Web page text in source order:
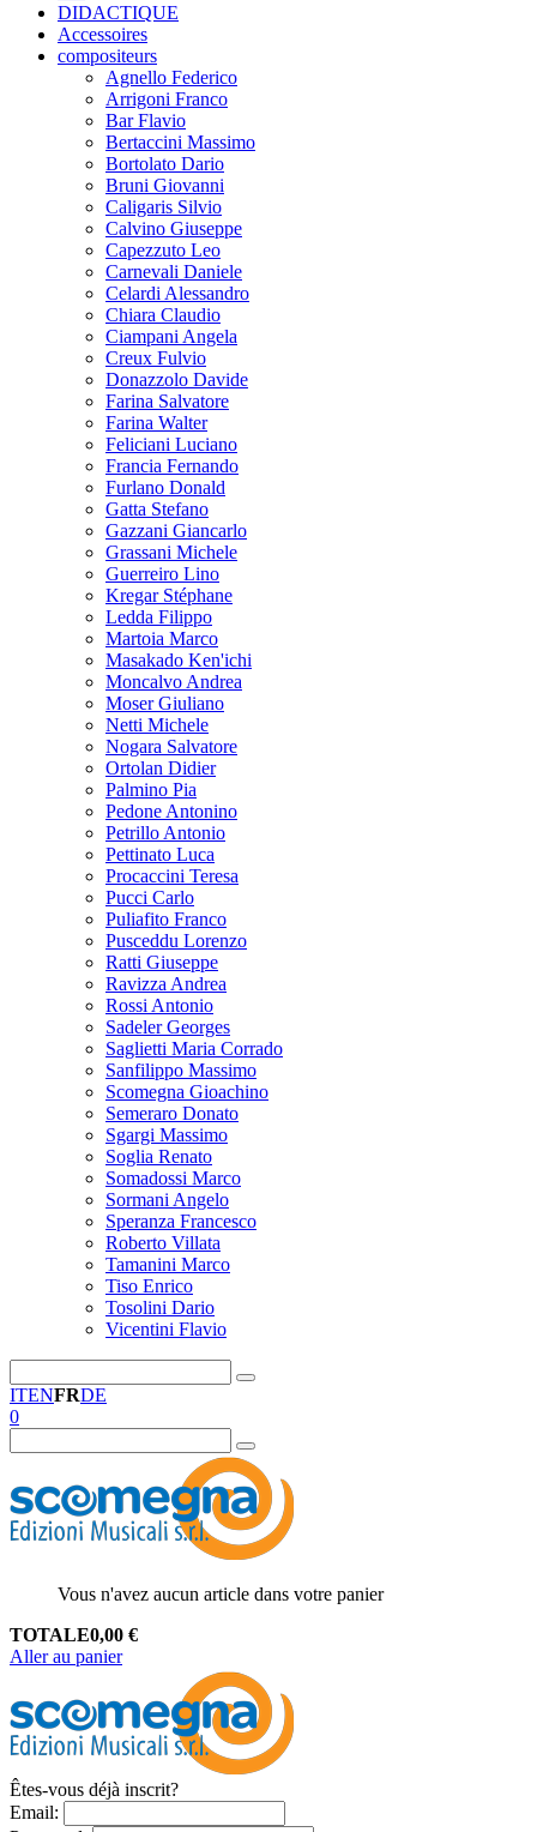
DIDACTIQUE
Accessoires
compositeurs
Agnello Federico
Arrigoni Franco
Bar Flavio
Bertaccini Massimo
Bortolato Dario
Bruni Giovanni
Caligaris Silvio
Calvino Giuseppe
Capezzuto Leo
Carnevali Daniele
Celardi Alessandro
Chiara Claudio
Ciampani Angela
Creux Fulvio
Donazzolo Davide
Farina Salvatore
Farina Walter
Feliciani Luciano
Francia Fernando
Furlano Donald
Gatta Stefano
Gazzani Giancarlo
Grassani Michele
Guerreiro Lino
Kregar Stéphane
Ledda Filippo
Martoia Marco
Masakado Ken'ichi
Moncalvo Andrea
Moser Giuliano
Netti Michele
Nogara Salvatore
Ortolan Didier
Palmino Pia
Pedone Antonino
Petrillo Antonio
Pettinato Luca
Procaccini Teresa
Pucci Carlo
Puliafito Franco
Pusceddu Lorenzo
Ratti Giuseppe
Ravizza Andrea
Rossi Antonio
Sadeler Georges
Saglietti Maria Corrado
Sanfilippo Massimo
Scomegna Gioachino
Semeraro Donato
Sgargi Massimo
Soglia Renato
Somadossi Marco
Sormani Angelo
Speranza Francesco
Roberto Villata
Tamanini Marco
Tiso Enrico
Tosolini Dario
Vicentini Flavio
ITENFRDE
0
Vous n'avez aucun article dans votre panier
TOTALE0,00 €
Aller au panier
Êtes-vous déjà inscrit?
Email: